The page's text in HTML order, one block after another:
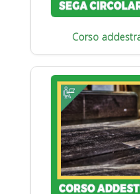
Corso